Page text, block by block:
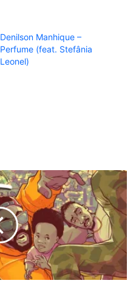
Denilson Manhique –
Perfume (feat. Stefânia
Leonel)